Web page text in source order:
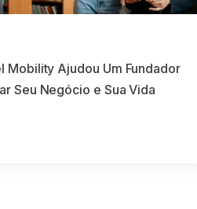
Mobility Ajudou Um Fundador
Seu Negócio e Sua Vida